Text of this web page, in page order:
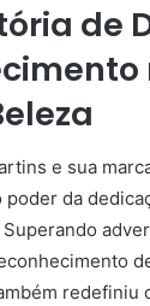
de
e sua
da
redefiniu